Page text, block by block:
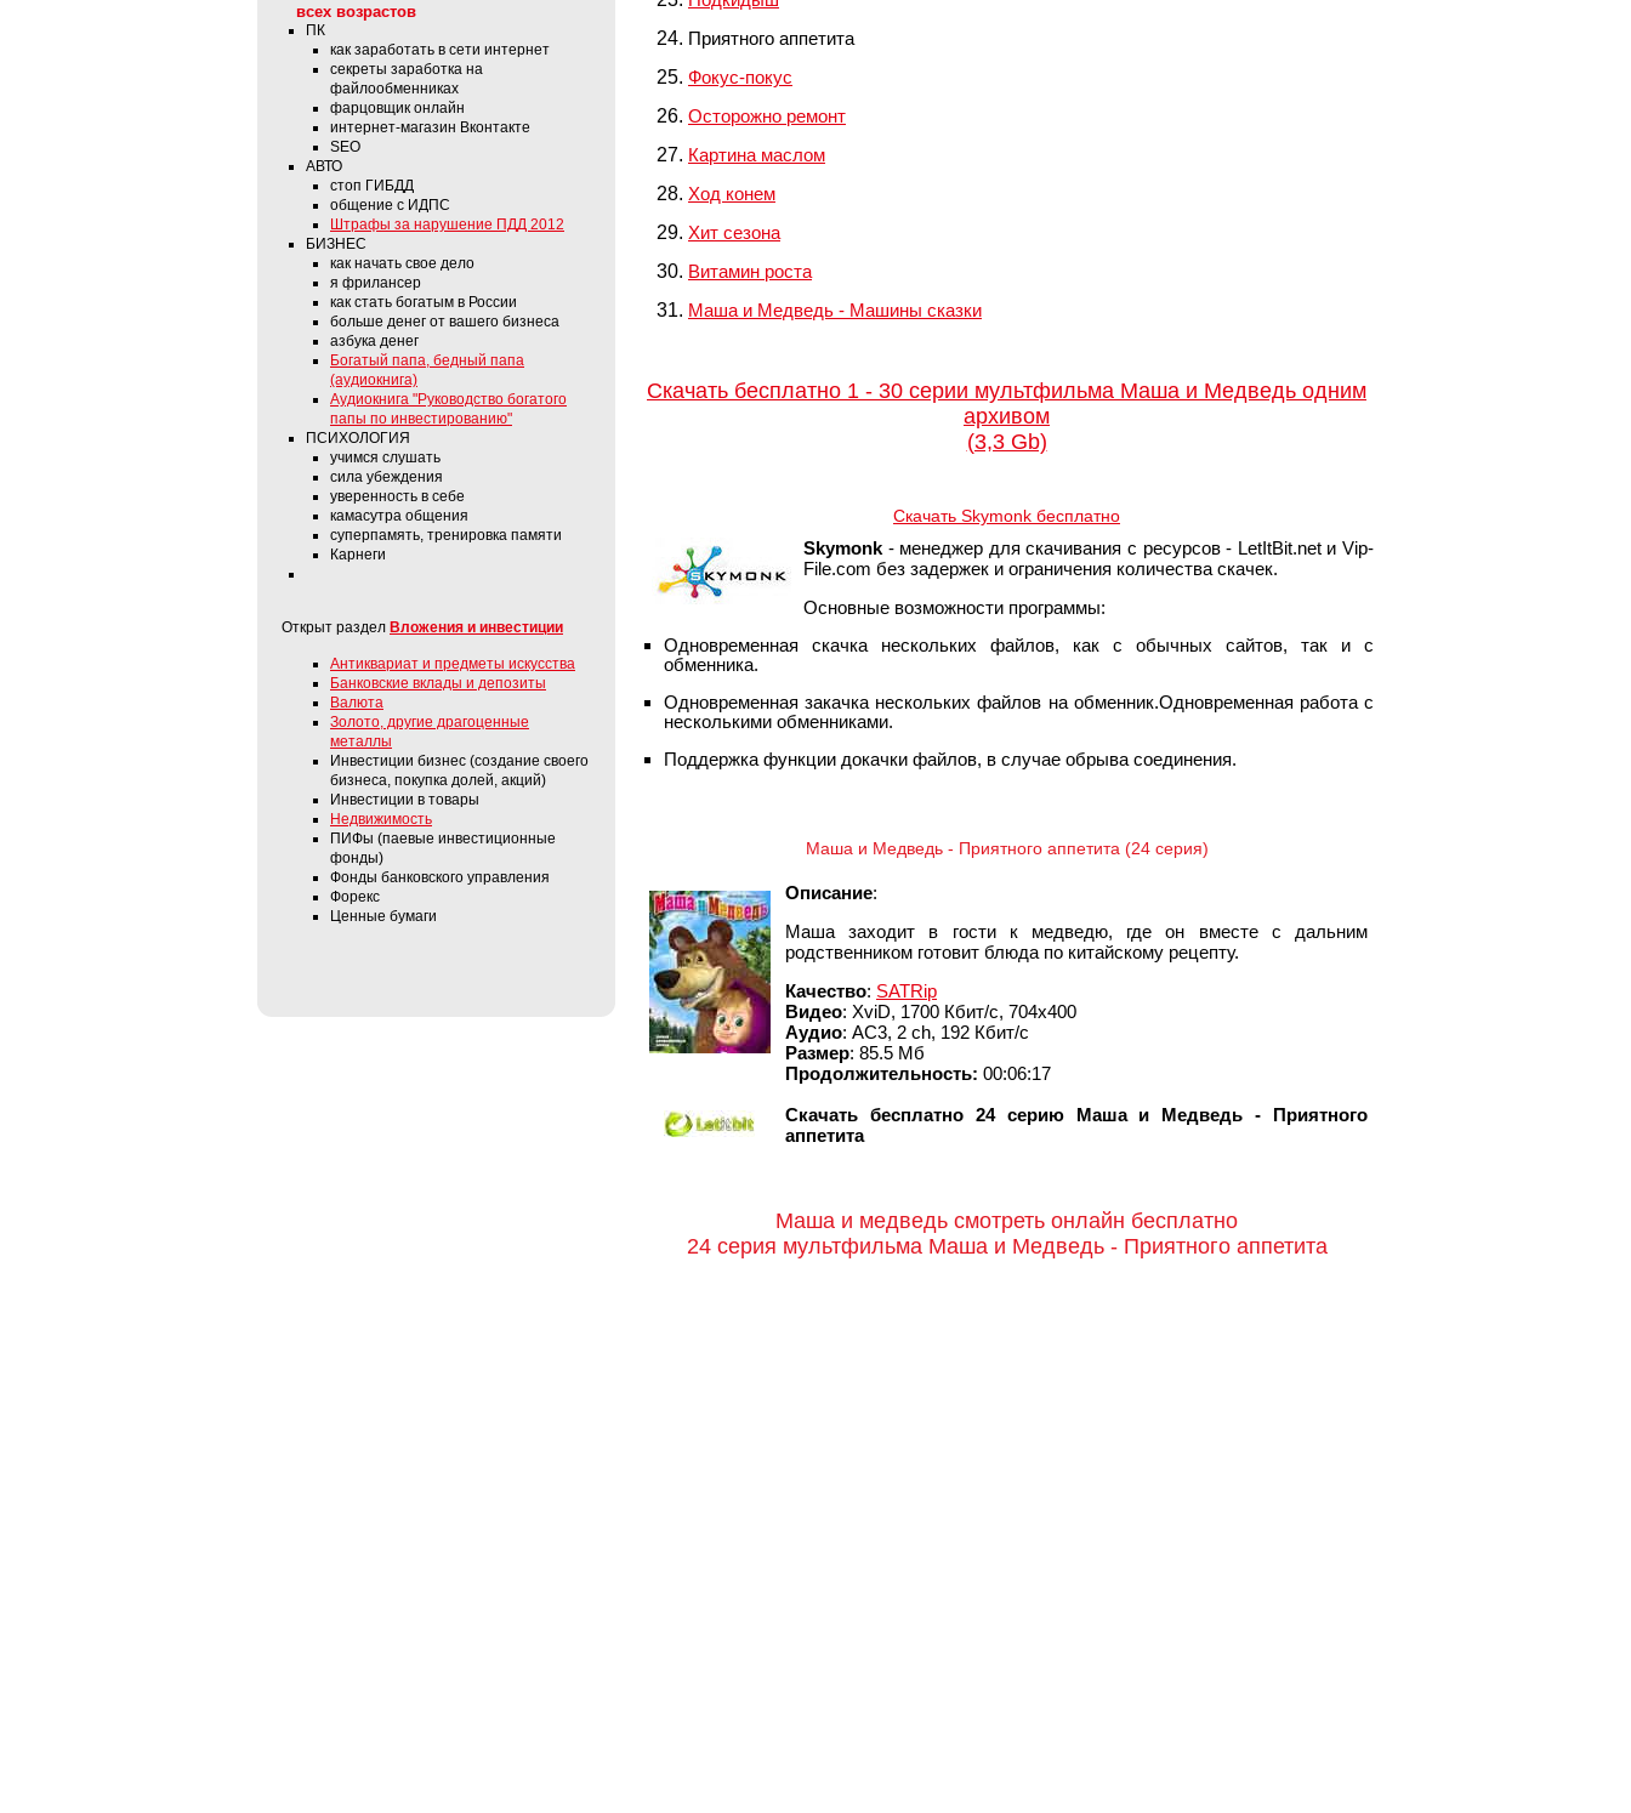
всех возрастов
ПК
как заработать в сети интернет
секреты заработка на
файлообменниках
фарцовщик онлайн
интернет-магазин Вконтакте
SEO
АВТО
стоп ГИБДД
общение с ИДПС
Штрафы за нарушение ПДД 2012
БИЗНЕС
как начать свое дело
я фрилансер
как стать богатым в России
больше денег от вашего бизнеса
азбука денег
Богатый папа, бедный папа
(аудиокнига)
Аудиокнига "Руководство богатого
папы по инвестированию"
ПСИХОЛОГИЯ
учимся слушать
сила убеждения
уверенность в себе
камасутра общения
суперпамять, тренировка памяти
Карнеги
Открыт раздел Вложения и инвестиции
Антиквариат и предметы искусства
Банковские вклады и депозиты
Валюта
Золото, другие драгоценные
металлы
Инвестиции бизнес (создание своего
бизнеса, покупка долей, акций)
Инвестиции в товары
Недвижимость
ПИФы (паевые инвестиционные
фонды)
Фонды банковского управления
Форекс
Ценные бумаги
Приятного аппетита
Фокус-покус
Осторожно ремонт
Картина маслом
Ход конем
Хит сезона
Витамин роста
Маша и Медведь - Машины сказки
Скачать бесплатно 1 - 30 серии мультфильма Маша и Медведь одним
архивом
(3,3 Gb)
Скачать Skymonk бесплатно
Skymonk - менеджер для скачивания с ресурсов - LetItBit.net и Vip-
File.com без задержек и ограничения количества скачек.
Основные возможности программы:
Одновременная скачка нескольких файлов, как с обычных сайтов, так и с
обменника.
Одновременная закачка нескольких файлов на обменник.Одновременная работа с
несколькими обменниками.
Поддержка функции докачки файлов, в случае обрыва соединения.
Маша и Медведь - Приятного аппетита (24 серия)
Описание:
Маша заходит в гости к медведю, где он вместе с дальним
родственником готовит блюда по китайскому рецепту.
Качество: SATRip
Видео: XviD, 1700 Кбит/с, 704x400
Аудио: АС3, 2 ch, 192 Кбит/с
Размер: 85.5 Мб
Продолжительность: 00:06:17
Скачать бесплатно 24 серию Маша и Медведь - Приятного
аппетита
Маша и медведь смотреть онлайн бесплатно
24 серия мультфильма Маша и Медведь - Приятного аппетита